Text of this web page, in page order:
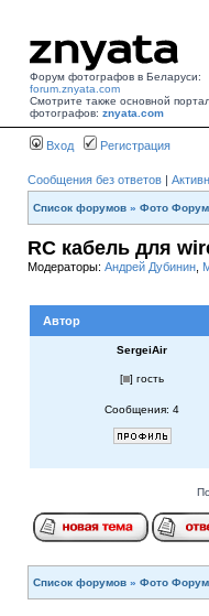
Форум фотографов в Беларуси:
forum.znyata.com
Смотрите также основной
фотографов: znyata.com
Вход Регистрация
Сообщения без ответов |
Список форумов » Фото Форум
RC кабель для
Модераторы: Андрей Дубинин
Автор
SergeiAir
[ ] гость
Сообщения: 4
Список форумов » Фото Форум